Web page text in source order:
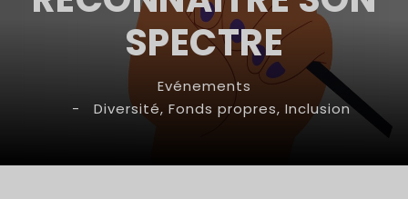
SPECTRE
Evénements
-
Diversité, Fonds propres, Inclusion